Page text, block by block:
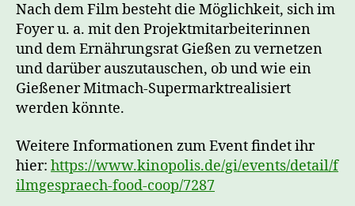
Nach dem Film besteht die Möglichkeit, sich im
Foyer u. a. mit den Projektmitarbeiterinnen
und dem Ernährungsrat Gießen zu vernetzen
und darüber auszutauschen, ob und wie ein
Gießener Mitmach-Supermarktrealisiert
werden könnte.
Weitere Informationen zum Event findet ihr
hier: https://www.kinopolis.de/gi/events/detail/f
ilmgespraech-food-coop/7287